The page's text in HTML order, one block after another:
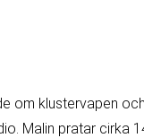
om klustervapen
Malin pratar cirka